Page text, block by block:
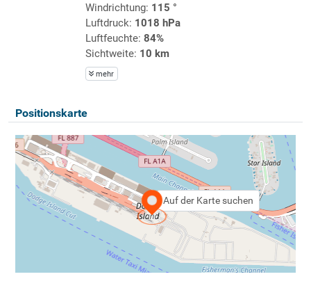
Windrichtung: 115 °
Luftdruck: 1018 hPa
Luftfeuchte: 84%
Sichtweite: 10 km
mehr
Positionskarte
Auf der Karte suchen